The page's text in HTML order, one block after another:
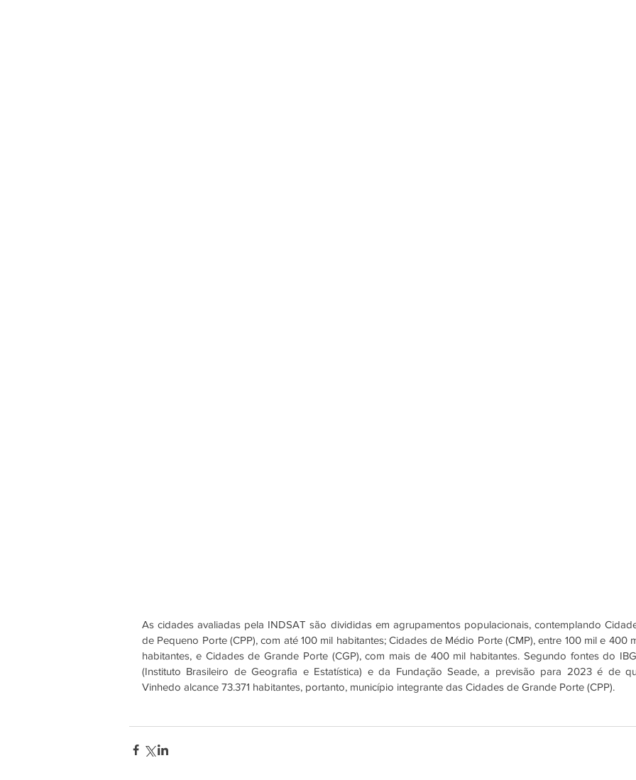
As cidades avaliadas pela INDSAT são divididas em agrupamentos populacionais, contemplando
de Pequeno Porte (CPP), com até 100 mil habitantes; Cidades de Médio Porte (CMP), entre 100 mil e 400
habitantes, e Cidades de Grande Porte (CGP), com mais de 400 mil habitantes. Segundo fontes do
(Instituto Brasileiro de Geografia e Estatística) e da Fundação Seade, a previsão para 2023 é de
Vinhedo alcance 73.371 habitantes, portanto, município integrante das Cidades de Grande Porte (CPP).